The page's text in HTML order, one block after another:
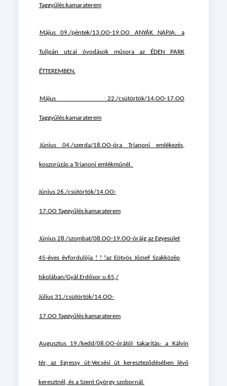
Taggyűlés:kamaraterem
Május 09./péntek/13.OO-19.OO ANYÁK NAPJA: a
Tulipán utcai óvodások műsora az ÉDEN PARK
ÉTTEREMBEN.
Május 22./csütörtök/14.OO-17.OO
Taggyűlés:kamaraterem
Június 04./szerda/18.OO-óra Trianoni emlékezés,
koszorúzás a Trianoni emlékműnél.
Június 26./csütörtök/14.OO-
17.OO Taggyűlés:kamaraterem
Június 28./szombat/08.OO-19.OO-óráig az Egyesület
45-éves évfordulója ! ! !az Eötvös József Szakközép
Iskolában/Gyál.Erdősor u.65,/
Július 31./csütörtök/14.OO-
17.OO Taggyűlés:kamaraterem
Augusztus 19./kedd/08.OO-órától takarítás: a Kálvin
tér, az Egressy út-Vecsési út kereszteződésében lévő
keresztnél, és a Szent György szobornál.